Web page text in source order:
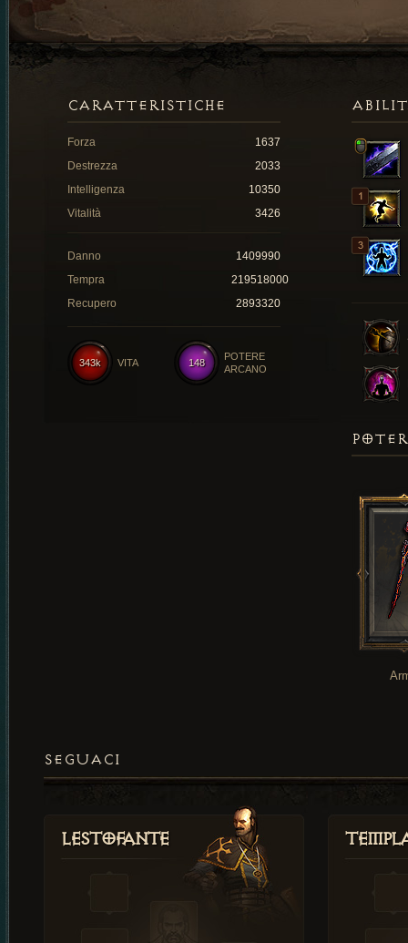
CARATTERISTICHE
Forza
1637
Destrezza
2033
Intelligenza
10350
Vitalità
3426
Danno
1409990
Tempra
219518000
Recupero
2893320
148
POTERE
ARCANO
343k VITA
SEGUACI
Lestofante